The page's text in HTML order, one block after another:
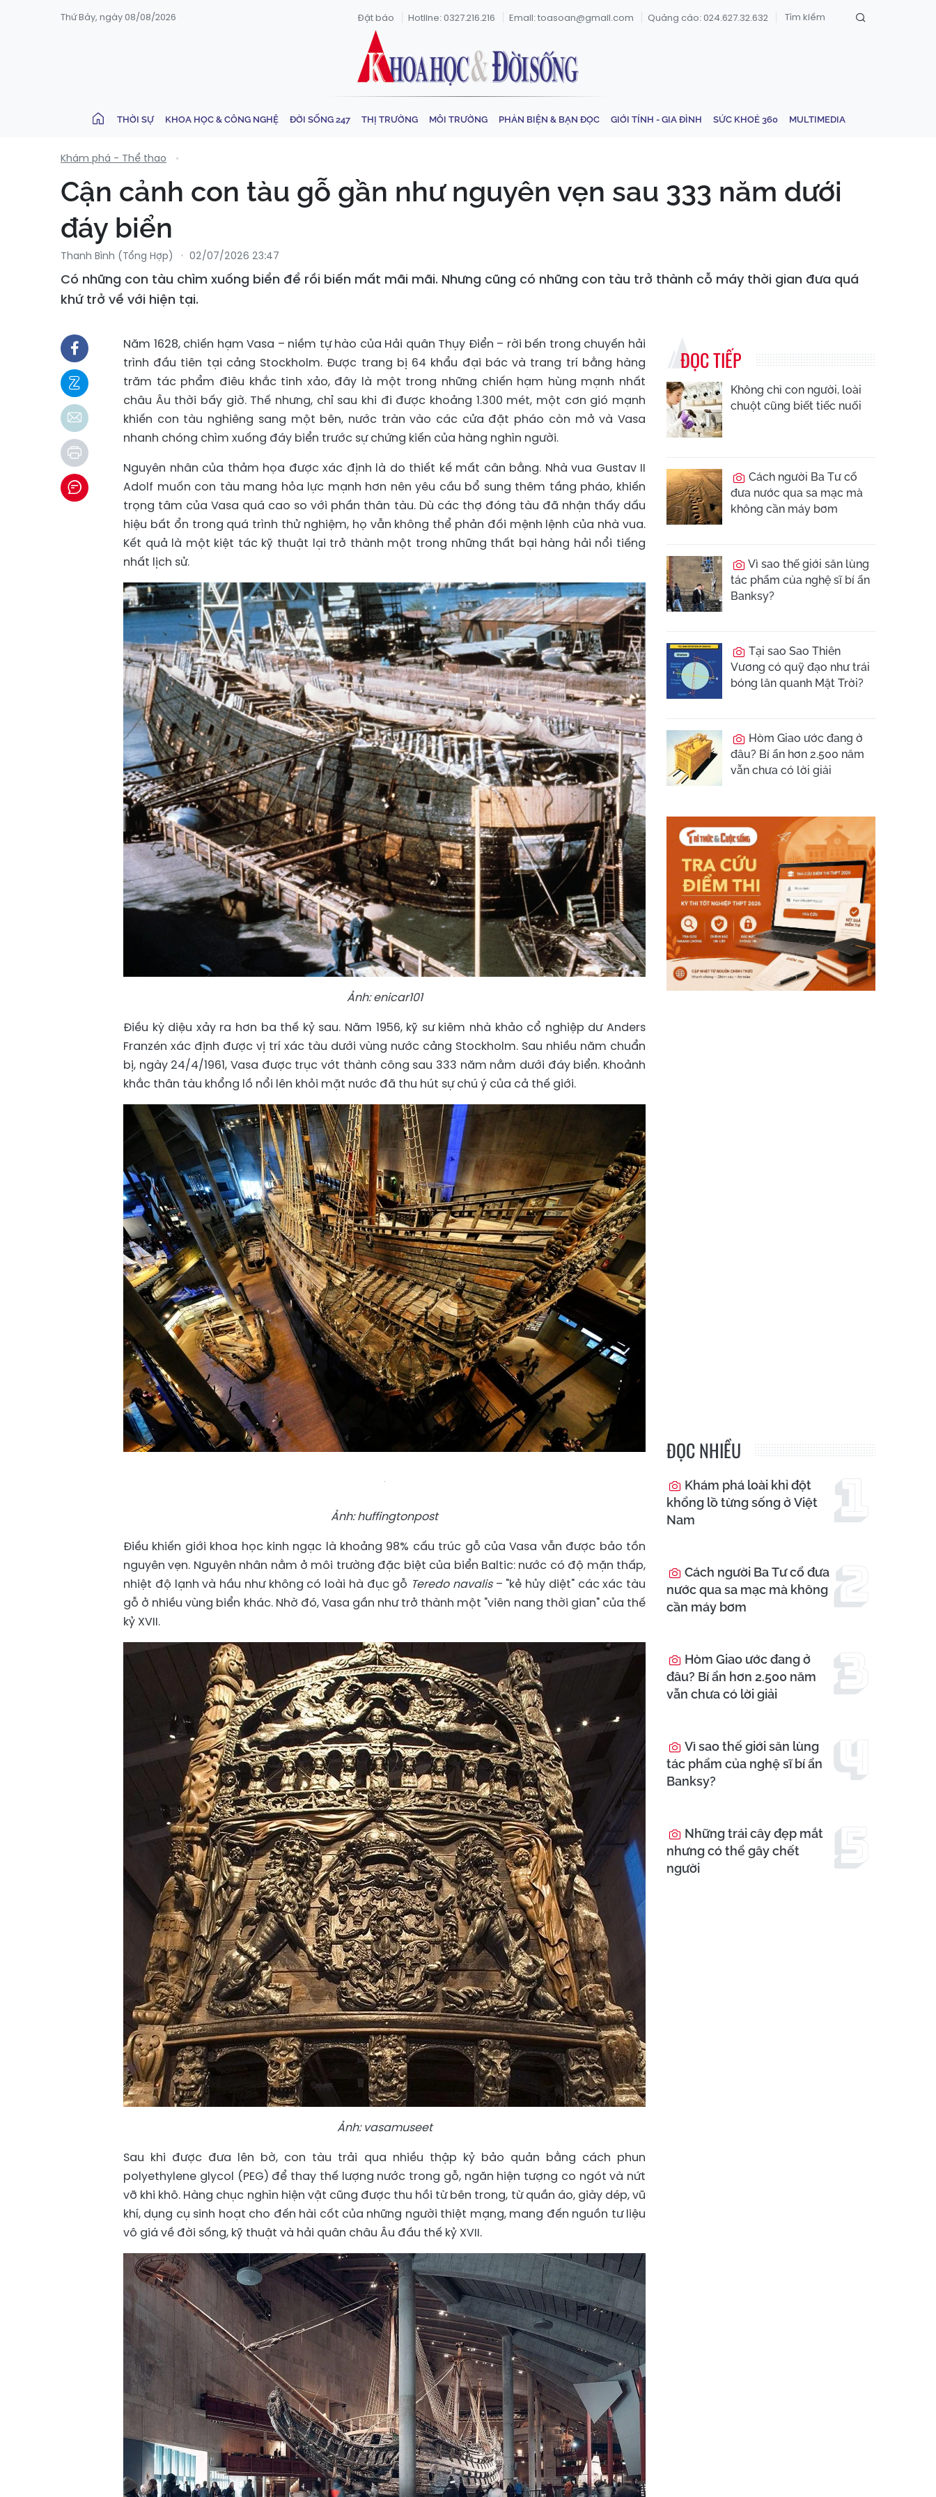
Thứ Bảy, ngày 08/08/2026 Đặt báo Hotline: 0327.216.216 Email: toasoan@gmail.com Quảng cáo: 024.627.32.632
THỜI SỰ KHOA HỌC & CÔNG NGHỆ ĐỜI SỐNG 247 THỊ TRƯỜNG MÔI TRƯỜNG PHẢN BIỆN & BẠN ĐỌC GIỚI TÍNH - GIA ĐÌNH SỨC KHOẺ 360 MULTIMEDIA
Khám phá - Thể thao
Cận cảnh con tàu gỗ gần như nguyên vẹn sau 333 năm dưới
đáy biển
Thanh Bình (tổng Hợp) 02/07/2026 23:47
Có những con tàu chìm xuống biển để rồi biến mất mãi mãi. Nhưng cũng có những con tàu trở thành cỗ máy thời gian đưa quá
khứ trở về với hiện tại.
Năm 1628, chiến hạm Vasa – niềm tự hào của Hải quân Thụy Điển – rời bến trong chuyến hải
trình đầu tiên tại cảng Stockholm. Được trang bị 64 khẩu đại bác và trang trí bằng hàng
trăm tác phẩm điêu khắc tinh xảo, đây là một trong những chiến hạm hùng mạnh nhất
châu Âu thời bấy giờ. Thế nhưng, chỉ sau khi đi được khoảng 1.300 mét, một cơn gió mạnh
khiến con tàu nghiêng sang một bên, nước tràn vào các cửa đặt pháo còn mở và Vasa
nhanh chóng chìm xuống đáy biển trước sự chứng kiến của hàng nghìn người.
Nguyên nhân của thảm họa được xác định là do thiết kế mất cân bằng. Nhà vua Gustav II
Adolf muốn con tàu mang hỏa lực mạnh hơn nên yêu cầu bổ sung thêm tầng pháo, khiến
trọng tâm của Vasa quá cao so với phần thân tàu. Dù các thợ đóng tàu đã nhận thấy dấu
hiệu bất ổn trong quá trình thử nghiệm, họ vẫn không thể phản đối mệnh lệnh của nhà vua.
Kết quả là một kiệt tác kỹ thuật lại trở thành một trong những thất bại hàng hải nổi tiếng
nhất lịch sử.
Ảnh: enicar101
Điều kỳ diệu xảy ra hơn ba thế kỷ sau. Năm 1956, kỹ sư kiêm nhà khảo cổ nghiệp dư Anders
Franzén xác định được vị trí xác tàu dưới vùng nước cảng Stockholm. Sau nhiều năm chuẩn
bị, ngày 24/4/1961, Vasa được trục vớt thành công sau 333 năm nằm dưới đáy biển. Khoảnh
khắc thân tàu khổng lồ nổi lên khỏi mặt nước đã thu hút sự chú ý của cả thế giới.
Ảnh: huffingtonpost
Điều khiến giới khoa học kinh ngạc là khoảng 98% cấu trúc gỗ của Vasa vẫn được bảo tồn
nguyên vẹn. Nguyên nhân nằm ở môi trường đặc biệt của biển Baltic: nước có độ mặn thấp,
nhiệt độ lạnh và hầu như không có loài hà đục gỗ Teredo navalis– "kẻ hủy diệt" các xác tàu
gỗ ở nhiều vùng biển khác. Nhờ đó, Vasa gần như trở thành một "viên nang thời gian" của thế
kỷ XVII.
Ảnh: vasamuseet
Sau khi được đưa lên bờ, con tàu trải qua nhiều thập kỷ bảo quản bằng cách phun
polyethylene glycol (PEG) để thay thế lượng nước trong gỗ, ngăn hiện tượng co ngót và nứt
vỡ khi khô. Hàng chục nghìn hiện vật cũng được thu hồi từ bên trong, từ quần áo, giày dép, vũ
khí, dụng cụ sinh hoạt cho đến hài cốt của những người thiệt mạng, mang đến nguồn tư liệu
vô giá về đời sống, kỹ thuật và hải quân châu Âu đầu thế kỷ XVII.
ĐỌC TIẾP
Không chỉ con người, loài
chuột cũng biết tiếc nuối
Cách người Ba Tư cổ
đưa nước qua sa mạc mà
không cần máy bơm
Vì sao thế giới săn lùng
tác phẩm của nghệ sĩ bí ẩn
Banksy?
Tại sao Sao Thiên
Vương có quỹ đạo như trái
bóng lăn quanh Mặt Trời?
Hòm Giao ước đang ở
đâu? Bí ẩn hơn 2.500 năm
vẫn chưa có lời giải
ĐỌC NHIỀU
Khám phá loài khỉ đột
khổng lồ từng sống ở Việt
Nam
Cách người Ba Tư cổ đưa
nước qua sa mạc mà không
cần máy bơm
Hòm Giao ước đang ở
đâu? Bí ẩn hơn 2.500 năm
vẫn chưa có lời giải
Vì sao thế giới săn lùng
tác phẩm của nghệ sĩ bí ẩn
Banksy?
Những trái cây đẹp mắt
nhưng có thể gây chết
người